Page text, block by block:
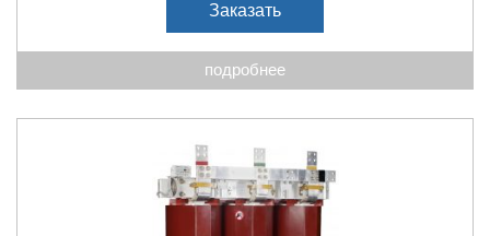
Заказать
подробнее